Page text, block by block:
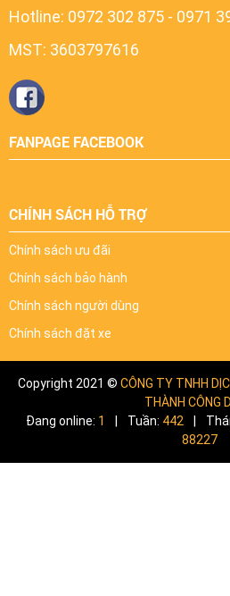
Hotline: 0972 302 875 - 0971
MST: 3603797616
FANPAGE FACEBOOK
CHÍNH SÁCH HỖ TRỢ
Chính sách ưu đãi
Chính sách bảo hành
Chính sách người dùng
Chính sách đặt xe
Copyright 2021 © CÔNG TY TNHH
THÀNH CÔNG
Đang online: 1 Tuần: 442
88227